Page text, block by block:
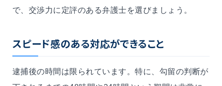
で、交渉力に定評のある弁護士を選びましょう。
スピード感のある対応ができること
逮捕後の時間は限られています。特に、勾留の判断が